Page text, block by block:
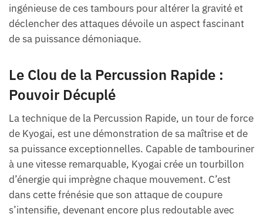
ingénieuse de ces tambours pour altérer la gravité et
déclencher des attaques dévoile un aspect fascinant
de sa puissance démoniaque.
Le Clou de la Percussion Rapide :
Pouvoir Décuplé
La technique de la Percussion Rapide, un tour de force
de Kyogai, est une démonstration de sa maîtrise et de
sa puissance exceptionnelles. Capable de tambouriner
à une vitesse remarquable, Kyogai crée un tourbillon
d’énergie qui imprègne chaque mouvement. C’est
dans cette frénésie que son attaque de coupure
s’intensifie, devenant encore plus redoutable avec